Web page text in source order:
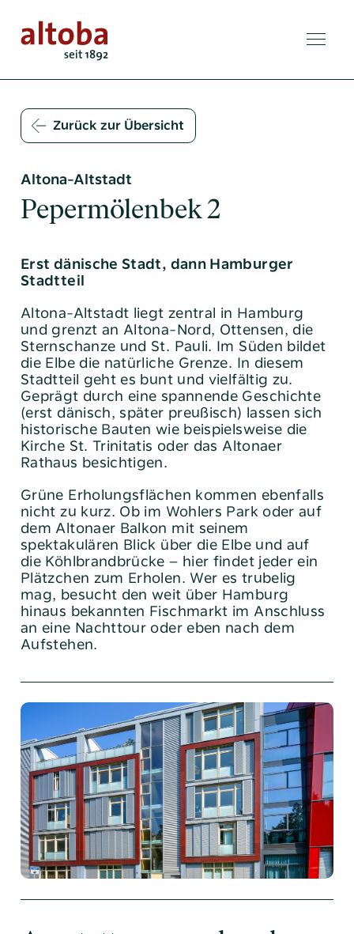
Tel:
040 / 38 90 10 – 0
E-Mail:
post@altoba.de
Wunschtermin vereinbaren
Zurück zur Übersicht
Altona-Altstadt
Pepermölenbek 2
Erst dänische Stadt, dann Hamburger
Stadtteil
Altona-Altstadt liegt zentral in Hamburg
und grenzt an Altona-Nord, Ottensen, die
Sternschanze und St. Pauli. Im Süden bildet
die Elbe die natürliche Grenze. In diesem
Stadtteil geht es bunt und vielfältig zu.
Geprägt durch eine spannende Geschichte
(erst dänisch, später preußisch) lassen sich
historische Bauten wie beispielsweise die
Kirche St. Trinitatis oder das Altonaer
Rathaus besichtigen.
Grüne Erholungsflächen kommen ebenfalls
nicht zu kurz. Ob im Wohlers Park oder auf
dem Altonaer Balkon mit seinem
spektakulären Blick über die Elbe und auf
die Köhlbrandbrücke – hier findet jeder ein
Plätzchen zum Erholen. Wer es trubelig
mag, besucht den weit über Hamburg
hinaus bekannten Fischmarkt im Anschluss
an eine Nachttour oder eben nach dem
Aufstehen.